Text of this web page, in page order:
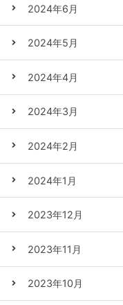
2024年6月
2024年5月
2024年4月
2024年3月
2024年2月
2024年1月
2023年12月
2023年11月
2023年10月